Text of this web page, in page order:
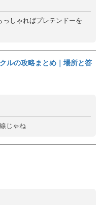
しゃればプレテンドーを
ルの攻略まとめ｜場所と答
じゃね